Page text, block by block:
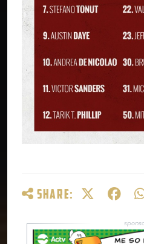
SHARE: